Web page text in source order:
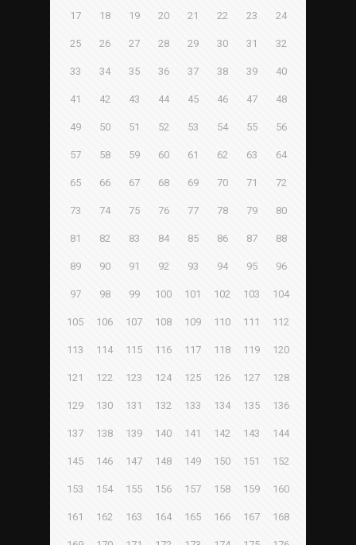
17 18 19 20 21 22 23 24
25 26 27 28 29 30 31 32
33 34 35 36 37 38 39 40
41 42 43 44 45 46 47 48
49 50 51 52 53 54 55 56
57 58 59 60 61 62 63 64
65 66 67 68 69 70 71 72
73 74 75 76 77 78 79 80
81 82 83 84 85 86 87 88
89 90 91 92 93 94 95 96
97 98 99 100 101 102 103 104
105 106 107 108 109 110 111 112
113 114 115 116 117 118 119 120
121 122 123 124 125 126 127 128
129 130 131 132 133 134 135 136
137 138 139 140 141 142 143 144
145 146 147 148 149 150 151 152
153 154 155 156 157 158 159 160
161 162 163 164 165 166 167 168